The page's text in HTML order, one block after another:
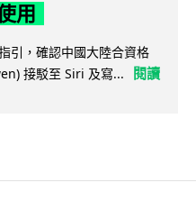
用
引，確認中國大陸合資格
接駁至 Siri 及寫...
閱讀